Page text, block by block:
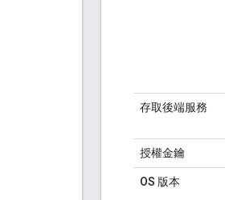
存取後端服務
授權金鑰
OS 版本